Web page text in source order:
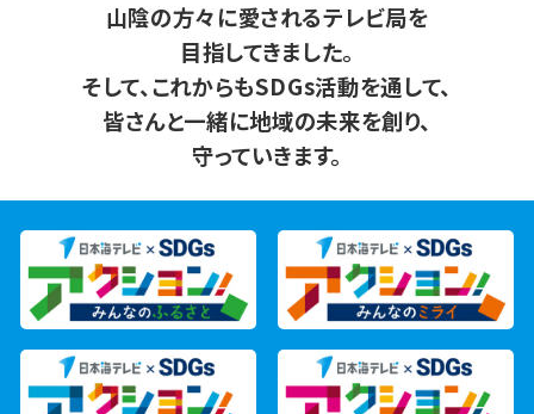
山陰の方々に愛されるテレビ局を
目指してきました。
そして、これからもSDGs活動を通して、
皆さんと一緒に地域の未来を創り、
守っていきます。